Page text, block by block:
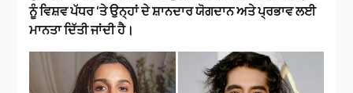
ਨੂੰ ਵਿਸ਼ਵ ਪੱਧਰ ‘ਤੇ ਉਨ੍ਹਾਂ ਦੇ ਸ਼ਾਨਦਾਰ ਯੋਗਦਾਨ ਅਤੇ ਪ੍ਰਭਾਵ ਲਈ
ਮਾਨਤਾ ਦਿੱਤੀ ਜਾਂਦੀ ਹੈ।